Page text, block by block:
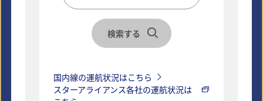
検索する
国内線の運航状況はこちら
スターアライアンス各社の運航状況は